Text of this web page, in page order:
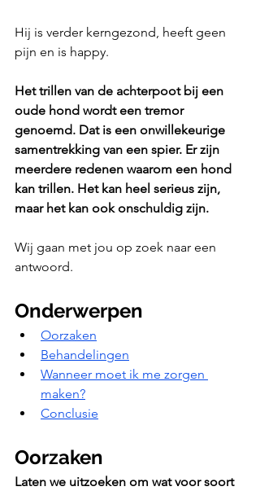
Hij is verder kerngezond, heeft geen
pijn en is happy.
Het trillen van de achterpoot bij een
oude hond wordt een tremor
genoemd. Dat is een onwillekeurige
samentrekking van een spier. Er zijn
meerdere redenen waarom een hond
kan trillen. Het kan heel serieus zijn,
maar het kan ook onschuldig zijn.
Wij gaan met jou op zoek naar een
antwoord.
Onderwerpen
Oorzaken
Behandelingen
Wanneer moet ik me zorgen
maken?
Conclusie
Oorzaken
Laten we uitzoeken om wat voor soort